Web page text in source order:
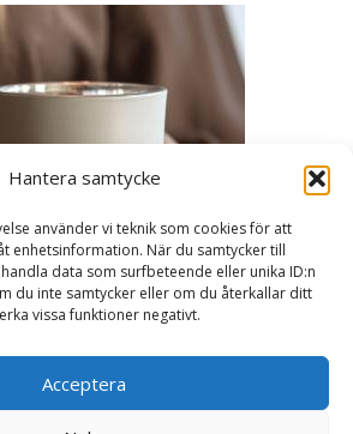
Hantera samtycke
använder vi teknik som cookies för att
enhetsinformation. När du samtycker till
data som surfbeteende eller unika ID:n
du inte samtycker eller om du återkallar ditt
vissa funktioner negativt.
Acceptera
Farmor - Majas lyktor/
Barncancerfonden